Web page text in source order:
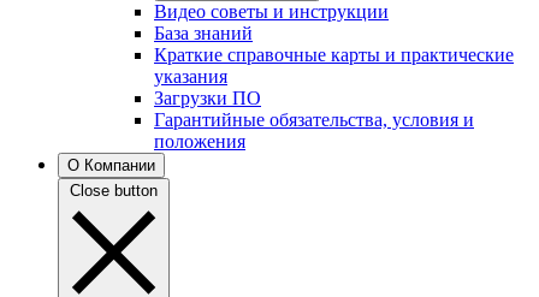
Видео советы и инструкции
База знаний
Краткие справочные карты и практические
указания
Загрузки ПО
Гарантийные обязательства, условия и
положения
О Компании
Close button